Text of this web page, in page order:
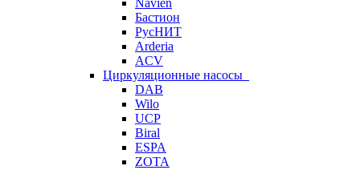
Navien
Бастион
РусНИТ
Arderia
ACV
Циркуляционные насосы
DAB
Wilo
UCP
Biral
ESPA
ZOTA